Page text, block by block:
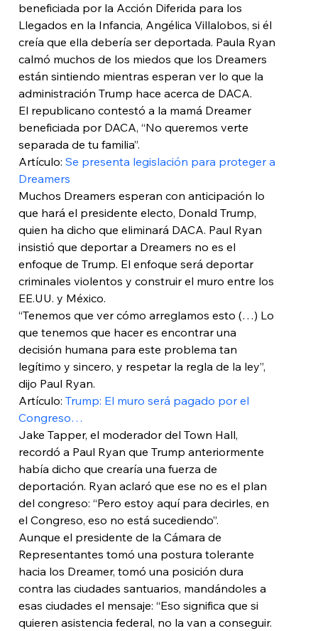
beneficiada por la Acción Diferida para los
Llegados en la Infancia, Angélica Villalobos, si él
creía que ella debería ser deportada. Paula Ryan
calmó muchos de los miedos que los Dreamers
están sintiendo mientras esperan ver lo que la
administración Trump hace acerca de DACA.
El republicano contestó a la mamá Dreamer
beneficiada por DACA, “No queremos verte
separada de tu familia”.
Artículo: Se presenta legislación para proteger a
Dreamers
Muchos Dreamers esperan con anticipación lo
que hará el presidente electo, Donald Trump,
quien ha dicho que eliminará DACA. Paul Ryan
insistió que deportar a Dreamers no es el
enfoque de Trump. El enfoque será deportar
criminales violentos y construir el muro entre los
EE.UU. y México.
“Tenemos que ver cómo arreglamos esto (…) Lo
que tenemos que hacer es encontrar una
decisión humana para este problema tan
legítimo y sincero, y respetar la regla de la ley”,
dijo Paul Ryan.
Artículo: Trump: El muro será pagado por el
Congreso…
Jake Tapper, el moderador del Town Hall,
recordó a Paul Ryan que Trump anteriormente
había dicho que crearía una fuerza de
deportación. Ryan aclaró que ese no es el plan
del congreso: “Pero estoy aquí para decirles, en
el Congreso, eso no está sucediendo”.
Aunque el presidente de la Cámara de
Representantes tomó una postura tolerante
hacia los Dreamer, tomó una posición dura
contra las ciudades santuarios, mandándoles a
esas ciudades el mensaje: “Eso significa que si
quieren asistencia federal, no la van a conseguir.